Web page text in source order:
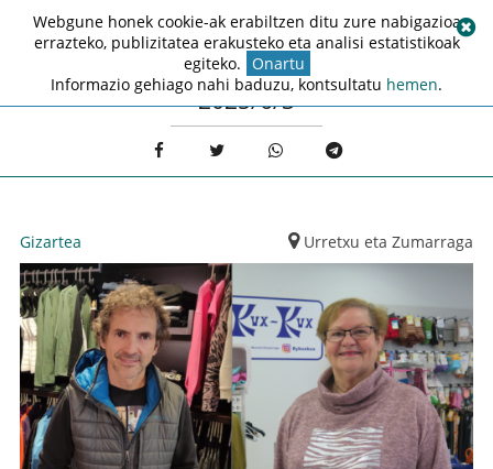
2025/6/3
Gizartea Urretxu eta Zumarraga
Webgune honek cookie-ak erabiltzen ditu zure nabigazioa
errazteko, publizitatea erakusteko eta analisi estatistikoak
egiteko. Onartu
Informazio gehiago nahi baduzu, kontsultatu hemen.